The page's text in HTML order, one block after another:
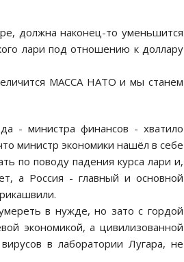
должна наконец-то уменьшится
лари под отношению к доллару
МАССА НАТО и мы станем
- министра финансов - хватило
министр экономики нашёл в себе
по поводу падения курса лари и,
а Россия - главный и основной
в нужде, но зато с гордой
экономикой, а цивилизованной
в лаборатории Лугара, не